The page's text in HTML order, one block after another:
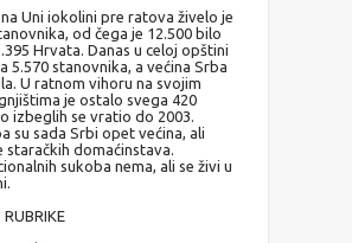
Uni iokolini pre ratova živelo je
od čega je 12.500 bilo
Hrvata. Danas u celoj opštini
5.570 stanovnika, a većina Srba
U ratnom vihoru na svojim
je ostalo svega 420
izbeglih se vratio do 2003.
su sada Srbi opet većina, ali
staračkih domaćinstava.
sukoba nema, ali se živi u